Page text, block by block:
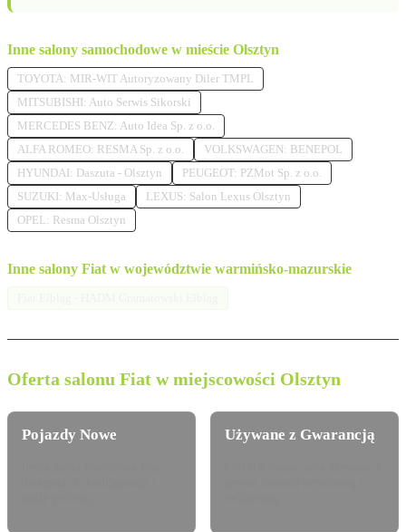
Inne salony samochodowe w mieście Olsztyn
TOYOTA: MIR-WIT Autoryzowany Diler TMPL
MITSUBISHI: Auto Serwis Sikorski
MERCEDES BENZ: Auto Idea Sp. z o.o.
ALFA ROMEO: RESMA Sp. z o.o.
VOLKSWAGEN: BENEPOL
HYUNDAI: Daszuta - Olsztyn
PEUGEOT: PZMot Sp. z o.o.
SUZUKI: Max-Usługa
LEXUS: Salon Lexus Olsztyn
OPEL: Resma Olsztyn
Inne salony Fiat w województwie warmińsko-mazurskie
Oferta salonu Fiat w miejscowości Olsztyn
Pojazdy Nowe Używane z Gwarancją